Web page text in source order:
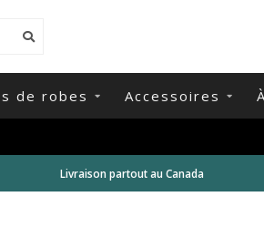
de robes Accessoires
Livraison partout au Canada